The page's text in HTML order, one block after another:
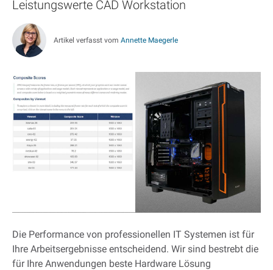
Leistungswerte CAD Workstation
Artikel verfasst vom Annette Maegerle
Die Performance von professionellen IT Systemen ist für
Ihre Arbeitsergebnisse entscheidend. Wir sind bestrebt die
für Ihre Anwendungen beste Hardware Lösung